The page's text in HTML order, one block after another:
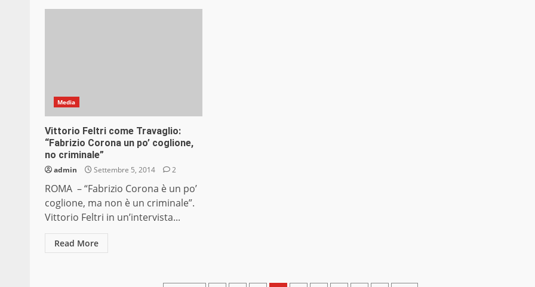
Media
Vittorio Feltri come Travaglio:
“Fabrizio Corona un po’ coglione,
no criminale”
admin Settembre 5, 2014 2
ROMA – “Fabrizio Corona è un po’
coglione, ma non è un criminale”.
Vittorio Feltri in un’intervista...
Read More